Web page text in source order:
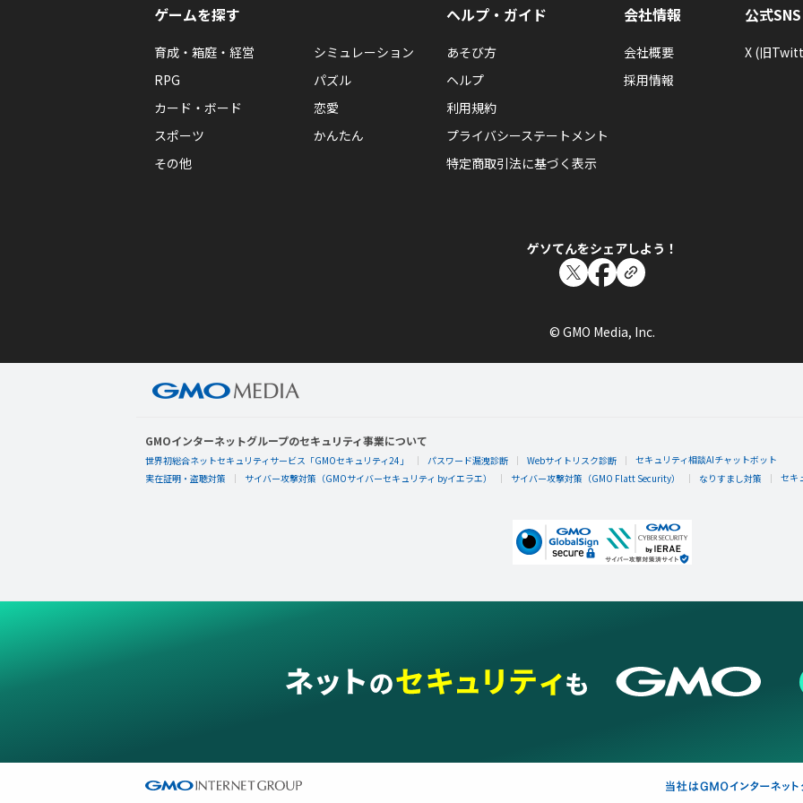
ゲームを探す
育成・箱庭・経営
シミュレーション
RPG
パズル
カード・ボード
恋愛
スポーツ
かんたん
その他
ヘルプ・ガイド
あそび方
ヘルプ
利用規約
プライバシーステートメント
特定商取引法に基づく表示
会社情報
会社概要
採用情報
公式SNS
X (旧
ゲソてんをシェアしよう！
© GMO Media, Inc.
GMOインターネットグループのセキュリティ事業について
世界初総合ネットセキュリティサービス「GMOセキュリティ24」 パスワード漏洩診断 Webサイトリスク診断
セキュリティ相談AIチャットボット
実在証明・盗聴対策
サイバー攻撃対策（GMOサイバーセキュリティ byイエラエ） サイバー攻撃対策（GMO Flatt Security） なりすまし対策 セキ